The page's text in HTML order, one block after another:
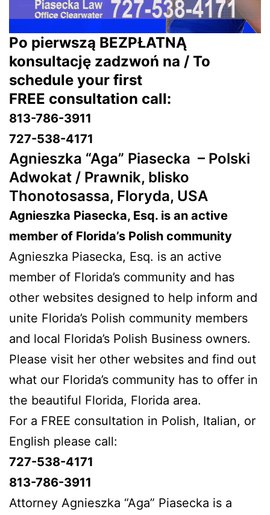
Po pierwszą BEZPŁATNĄ
konsultację zadzwoń na / To
schedule your first
FREE consultation call:
813-786-3911
727-538-4171
Agnieszka “Aga” Piasecka – Polski
Adwokat / Prawnik, blisko
Thonotosassa, Floryda, USA
Agnieszka Piasecka, Esq. is an active
member of Florida’s Polish community
Agnieszka Piasecka, Esq. is an active
member of Florida’s community and has
other websites designed to help inform and
unite Florida’s Polish community members
and local Florida’s Polish Business owners.
Please visit her other websites and find out
what our Florida’s community has to offer in
the beautiful Florida, Florida area.
For a FREE consultation in Polish, Italian, or
English please call:
727-538-4171
813-786-3911
Attorney Agnieszka “Aga” Piasecka is a